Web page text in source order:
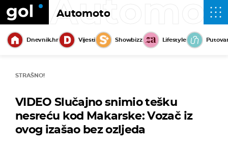
Automoto
Dnevnik.hr Vijesti Showbizz Lifestyle
STRAŠNO!
VIDEO Slučajno snimio tešku
nesreću kod Makarske: Vozač iz
ovog izašao bez ozljeda